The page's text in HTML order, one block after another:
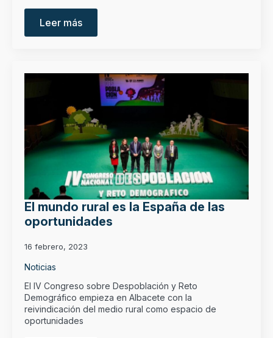
Leer más
El mundo rural es la España de las
oportunidades
16 febrero, 2023
Noticias
El IV Congreso sobre Despoblación y Reto
Demográfico empieza en Albacete con la
reivindicación del medio rural como espacio de
oportunidades